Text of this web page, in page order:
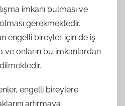
imkanı bulması ve
gerekmektedir.
engelli bireyler için de iş
ve onların bu imkanlardan
engelli bireylere
artırmaya